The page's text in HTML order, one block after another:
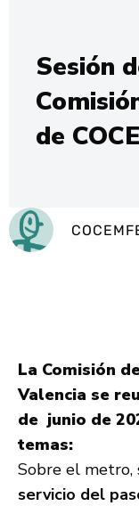
Sesión
de
La Comisión
Valencia se
de junio de
temas:
Sobre el metro,
servicio del